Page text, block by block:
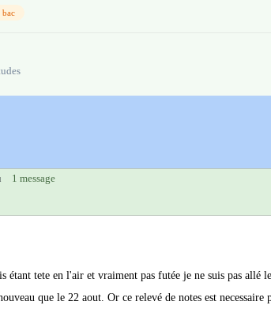
bac
1 message
étant tete en l'air et vraiment pas futée je ne suis pas
que le 22 aout. Or ce relevé de notes est